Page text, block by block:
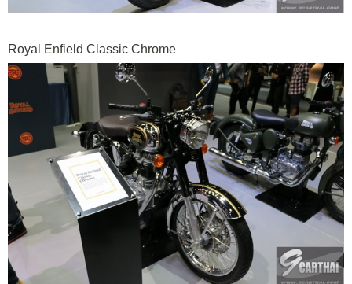
Royal Enfield Classic Chrome